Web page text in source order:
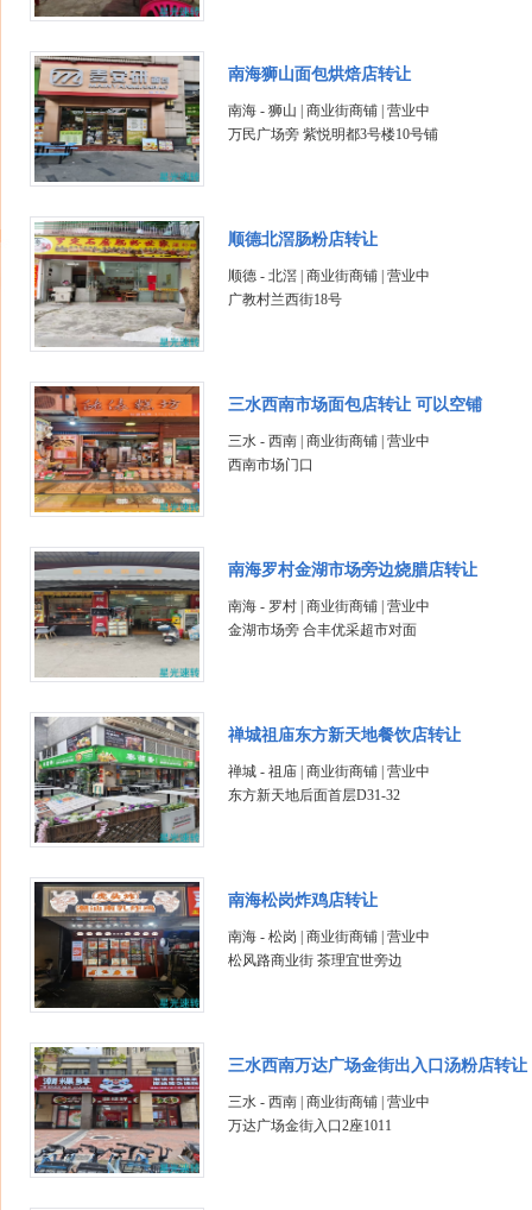
南海狮山面包烘焙店转让
南海 - 狮山 | 商业街商铺 | 营业中
万民广场旁 紫悦明都3号楼10号铺
顺德北滘肠粉店转让
顺德 - 北滘 | 商业街商铺 | 营业中
广教村兰西街18号
三水西南市场面包店转让 可以空铺
三水 - 西南 | 商业街商铺 | 营业中
西南市场门口
南海罗村金湖市场旁边烧腊店转让
南海 - 罗村 | 商业街商铺 | 营业中
金湖市场旁 合丰优采超市对面
禅城祖庙东方新天地餐饮店转让
禅城 - 祖庙 | 商业街商铺 | 营业中
东方新天地后面首层D31-32
南海松岗炸鸡店转让
南海 - 松岗 | 商业街商铺 | 营业中
松风路商业街 茶理宜世旁边
三水西南万达广场金街出入口汤粉店转让
三水 - 西南 | 商业街商铺 | 营业中
万达广场金街入口2座1011